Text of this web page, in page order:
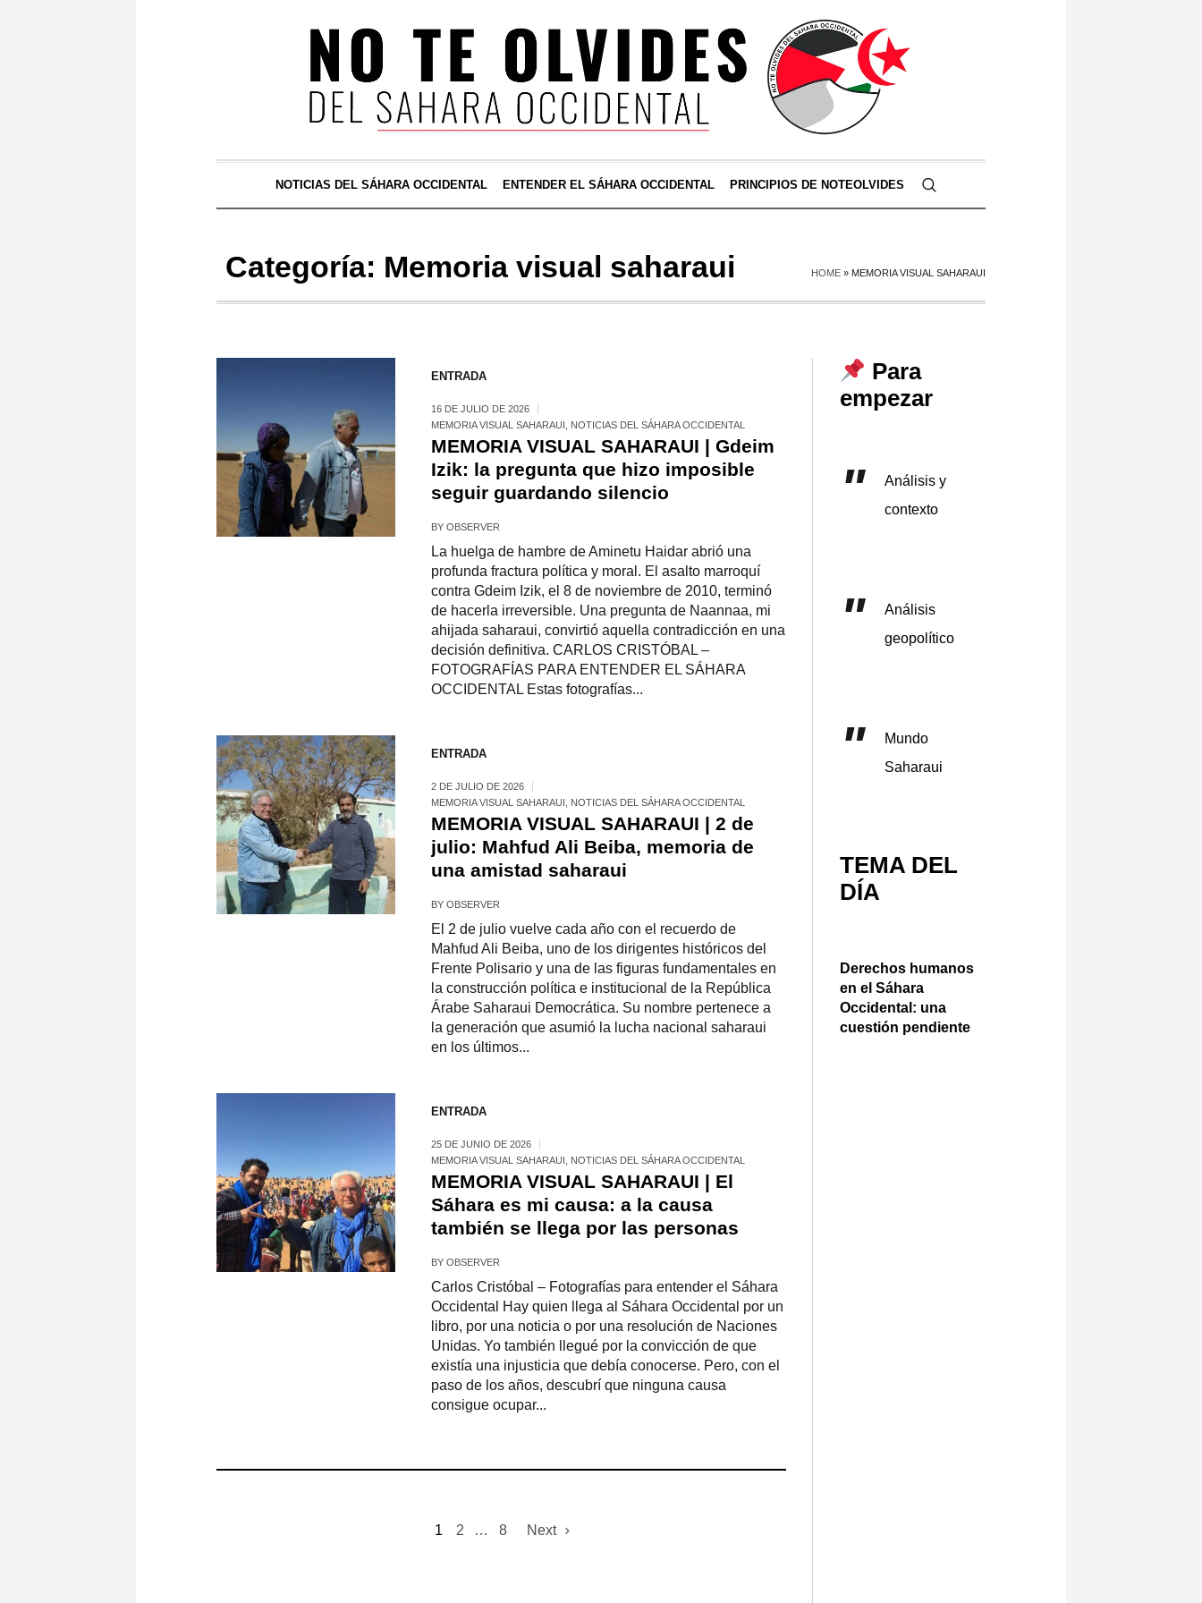
NOTICIAS DEL SÁHARA OCCIDENTAL ENTENDER EL SÁHARA OCCIDENTAL PRINCIPIOS DE NOTEOLVIDES
Categoría: Memoria visual saharaui HOME » MEMORIA VISUAL SAHARAUI
ENTRADA
16 DE JULIO DE 2026
MEMORIA VISUAL SAHARAUI
NOTICIAS DEL SÁHARA OCCIDENTAL
MEMORIA VISUAL SAHARAUI | Gdeim
Izik: la pregunta que hizo imposible
seguir guardando silencio
BY OBSERVER
La huelga de hambre de Aminetu Haidar abrió una
profunda fractura política y moral. El asalto marroquí
contra Gdeim Izik, el 8 de noviembre de 2010, terminó
de hacerla irreversible. Una pregunta de Naannaa, mi
ahijada saharaui, convirtió aquella contradicción en una
decisión definitiva. CARLOS CRISTÓBAL –
FOTOGRAFÍAS PARA ENTENDER EL SÁHARA
OCCIDENTAL Estas fotografías...
ENTRADA
2 DE JULIO DE 2026
MEMORIA VISUAL SAHARAUI
NOTICIAS DEL SÁHARA OCCIDENTAL
MEMORIA VISUAL SAHARAUI | 2 de
julio: Mahfud Ali Beiba, memoria de
una amistad saharaui
BY OBSERVER
El 2 de julio vuelve cada año con el recuerdo de
Mahfud Ali Beiba, uno de los dirigentes históricos del
Frente Polisario y una de las figuras fundamentales en
la construcción política e institucional de la República
Árabe Saharaui Democrática. Su nombre pertenece a
la generación que asumió la lucha nacional saharaui
en los últimos...
ENTRADA
25 DE JUNIO DE 2026
MEMORIA VISUAL SAHARAUI
NOTICIAS DEL SÁHARA OCCIDENTAL
MEMORIA VISUAL SAHARAUI | El
Sáhara es mi causa: a la causa
también se llega por las personas
BY OBSERVER
Carlos Cristóbal – Fotografías para entender el Sáhara
Occidental Hay quien llega al Sáhara Occidental por un
libro, por una noticia o por una resolución de Naciones
Unidas. Yo también llegué por la convicción de que
existía una injusticia que debía conocerse. Pero, con el
paso de los años, descubrí que ninguna causa
consigue ocupar...
1 2 … 8 Next
Para
empezar
Análisis y
contexto
Análisis
geopolítico
Mundo
Saharaui
TEMA DEL
DÍA
Derechos humanos
en el Sáhara
Occidental: una
cuestión pendiente